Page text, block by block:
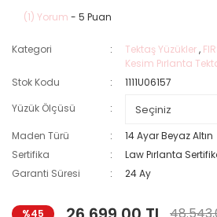
(1) Yorum - 5 Puan
Kategori Tektaş Yüzükler,
Kesim Pırlanta
Stok Kodu
1111U06157
Yüzük Ölçüsü
Maden Türü
14 Ayar Beyaz Altın
Sertifika
Law Pırlanta
Garanti Süresi
24 Ay
%45